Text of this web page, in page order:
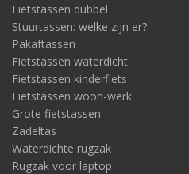
Fietstassen dubbel
Stuurtassen: welke zijn er?
Pakaftassen
Fietstassen waterdicht
Fietstassen kinderfiets
Fietstassen woon-werk
Grote fietstassen
Zadeltas
Waterdichte rugzak
Rugzak voor laptop